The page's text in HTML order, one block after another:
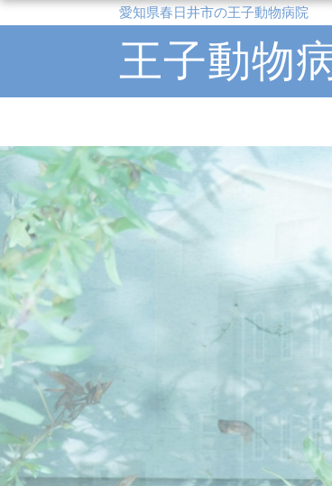
愛知県春日井市の王子動物病院
王子動物